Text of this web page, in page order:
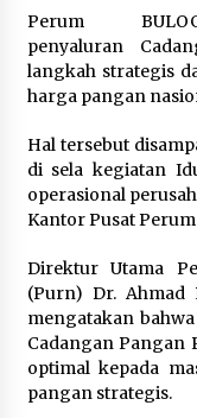
Perum
penyaluran
langkah strategis
harga pangan
Hal tersebut
di sela kegiatan
operasional
Kantor Pusat Perum
Direktur Utama
(Purn) Dr. Ahmad
mengatakan
Cadangan Pangan
optimal kepada
pangan strategis.